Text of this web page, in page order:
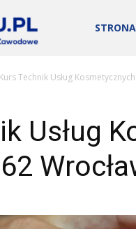
KKZ
–
Kurs Technik Usług
Usług